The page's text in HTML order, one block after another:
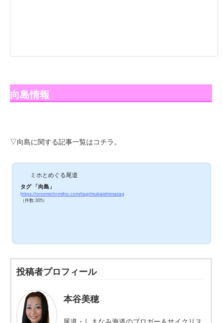
向島情報
▽向島に関する記事一覧はコチラ。
ミホとめぐる尾道
タグ 「向島」
https://onomichi-miho.com/tag/mukaishimatag
（件数:305）
投稿者プロフィール
本谷美穂